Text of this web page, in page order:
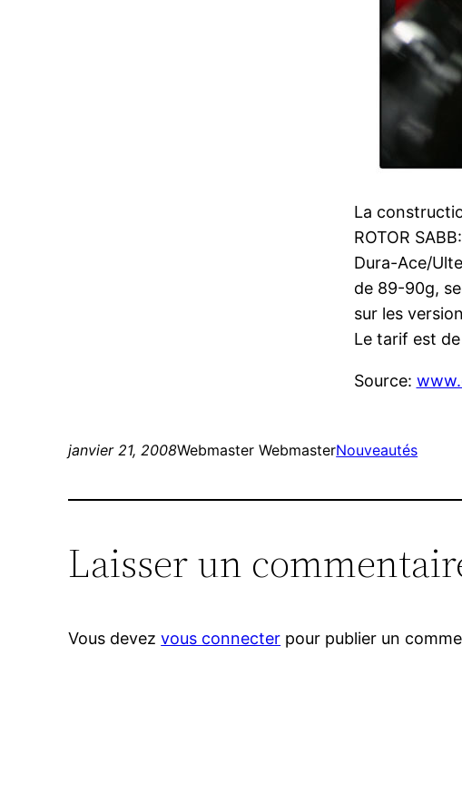
La
ROTOR
Dura-Ace/
de 89-90g,
sur les
Le tarif est
Source:
janvier 21, 2008Webmaster WebmasterNouveautés
Laisser un
Vous devezvous connecter pour publier un